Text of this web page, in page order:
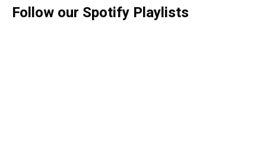
Follow our Spotify Playlists